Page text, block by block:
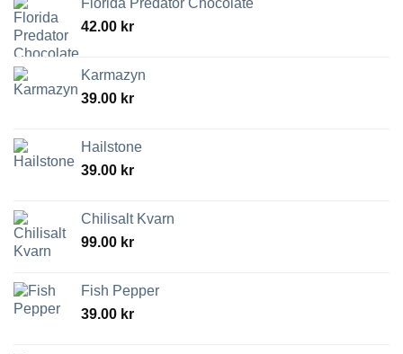
Florida Predator Chocolate
42.00 kr
Karmazyn
39.00 kr
Hailstone
39.00 kr
Chilisalt Kvarn
99.00 kr
Fish Pepper
39.00 kr